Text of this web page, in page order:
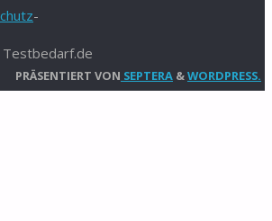
-
PRÄSENTIERT VON SEPTERA &WORDPRESS.